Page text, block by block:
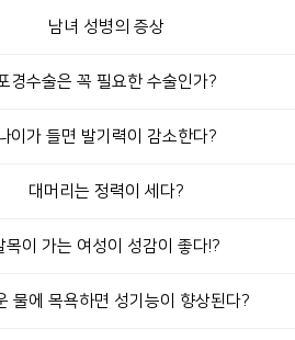
남녀 성병의 증상
경수술은 꼭 필요한 수술인가?
이가 들면 발기력이 감소한다?
대머리는 정력이 세다?
목이 가는 여성이 성감이 좋다!?
물에 목욕하면 성기능이 향상된다?